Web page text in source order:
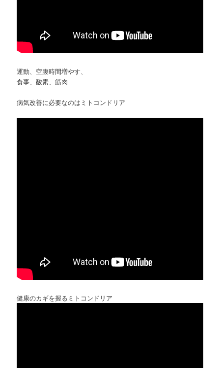
運動、空腹時間増やす、
食事、酸素、筋肉
病気改善に必要なのはミトコンドリア
健康のカギを握るミトコンドリア